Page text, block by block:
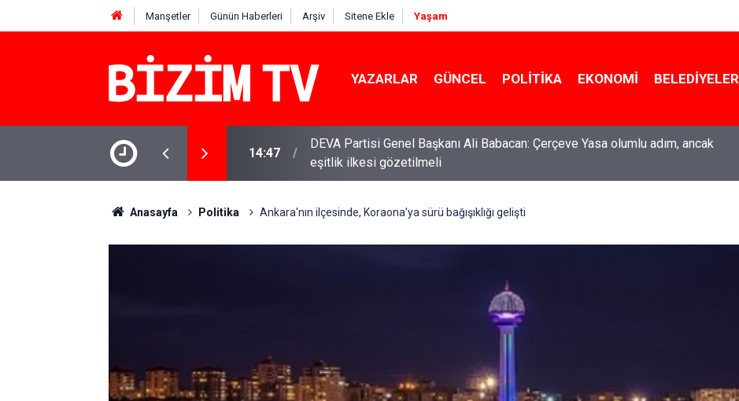
Manşetler Günün Haberleri Arşiv Sitene Ekle Yaşam
YAZARLAR GÜNCEL POLITIKA EKONOMI BELEDIYELER
14:47
eşitlik ilkesi gözetilmeli
11:51
YENİ Parti Genel Başkanı Özgür Özel: “Şehit ailelerinin, gazilerin yanına
varamayacağımız, gözüne bakamayacağımız işlerin içinde olmayız”
Anasayfa Politika Ankara'nın ilçesinde, Koraona'ya sürü bağışıklığı gelişti